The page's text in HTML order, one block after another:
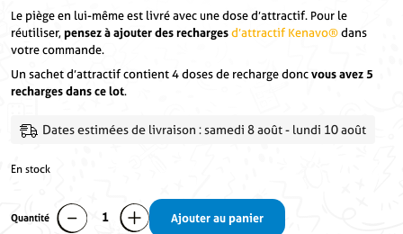
Le piège en lui-même est livré avec une dose d’attractif. Pour le
réutiliser,pensez à ajouter des rechargesd’attractif Kenavo®dans
votre commande.
Un sachet d’attractif contient 4 doses de recharge doncvous avez 5
recharges dans ce lot.
Dates estimées de livraison : samedi 8 août - lundi 10 août
En stock
Quantité
quantité
Ajouter au panier